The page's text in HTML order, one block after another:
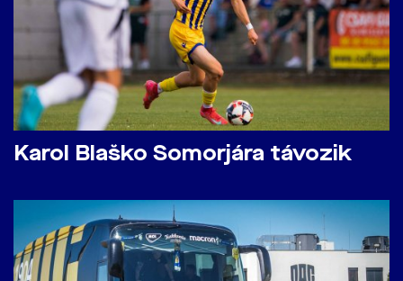
Karol Blaško Somorjára távozik